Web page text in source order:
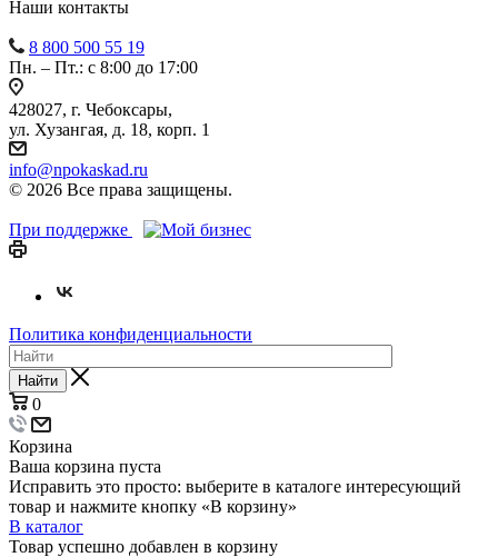
Наши контакты
8 800 500 55 19
Пн. – Пт.: с 8:00 до 17:00
428027, г. Чебоксары,
ул. Хузангая, д. 18, корп. 1
info@npokaskad.ru
© 2026 Все права защищены.
При поддержке
Политика конфиденциальности
Найти
0
Корзина
Ваша корзина пуста
Исправить это просто: выберите в каталоге интересующий
товар и нажмите кнопку «В корзину»
В каталог
Товар успешно добавлен в корзину